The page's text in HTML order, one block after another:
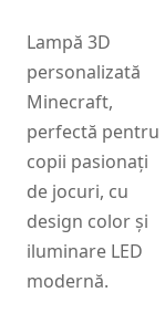
Lampă 3D
personalizată
Minecraft,
perfectă pentru
copii pasionați
de jocuri, cu
design color și
iluminare LED
modernă.